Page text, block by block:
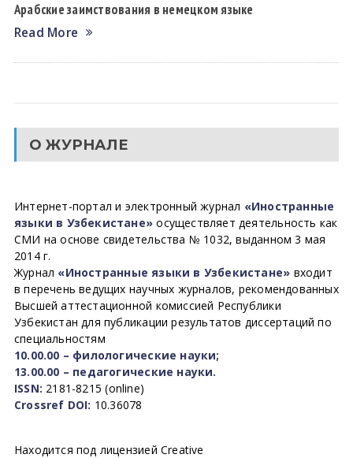
Арабские заимствования в немецком языке
Read More
О ЖУРНАЛЕ
Интернет-портал и электронный журнал «Иностранные
языки в Узбекистане» осуществляет деятельность как
СМИ на основе свидетельства № 1032, выданном 3 мая
2014 г.
Журнал «Иностранные языки в Узбекистане» входит
в перечень ведущих научных журналов, рекомендованных
Высшей аттестационной комиссией Республики
Узбекистан для публикации результатов диссертаций по
специальностям
10.00.00 – филологические науки;
13.00.00 – педагогические науки.
ISSN: 2181-8215 (online)
Crossref DOI: 10.36078
Находится под лицензией Creative